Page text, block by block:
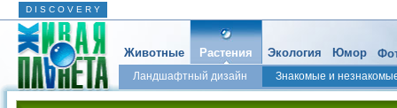
D I S C O V E R Y
Животные Растения
Ландшафтный дизайн Знакомые и
Экология Юмор